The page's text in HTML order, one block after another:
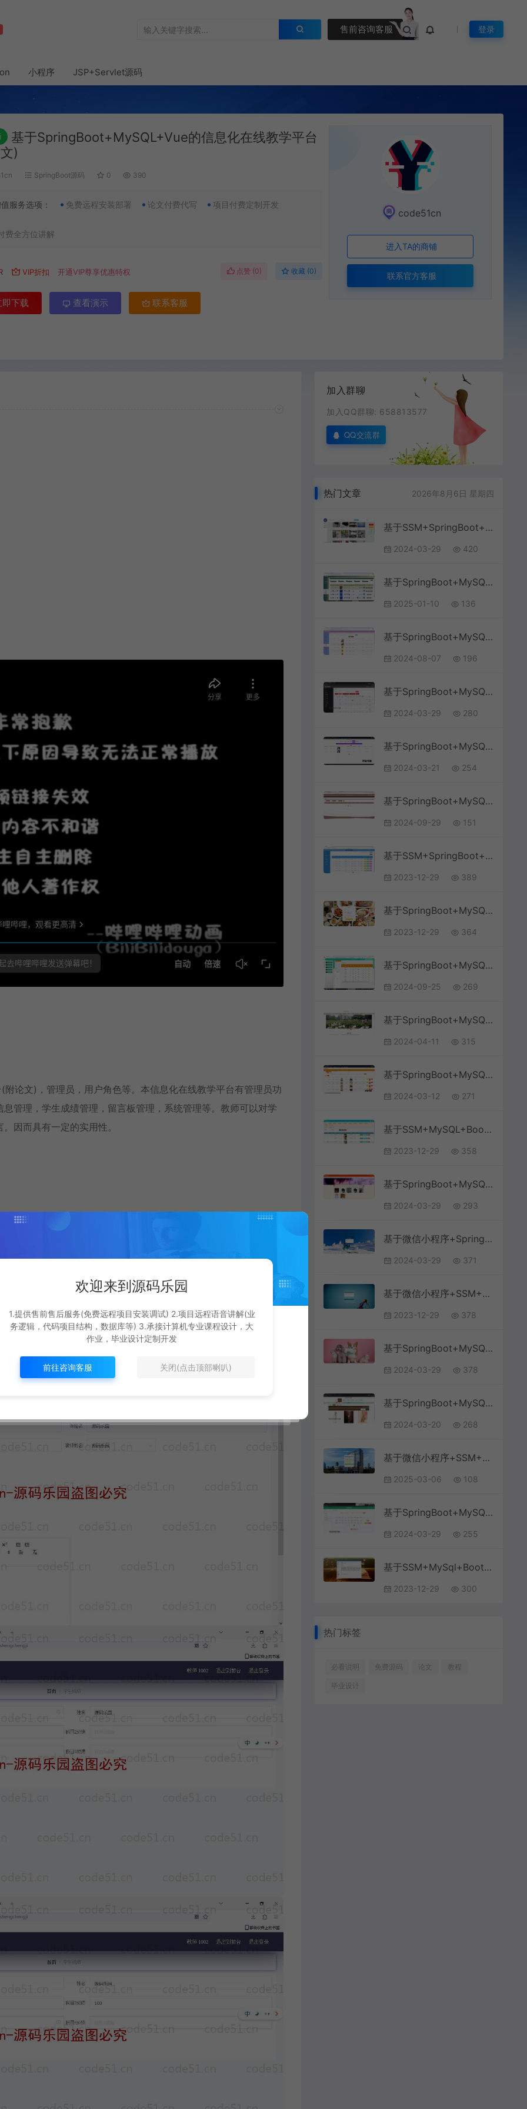
售前咨询客服 登录
小程序 JSP+Servlet源码
基于SpringBoot+MySQL+Vue的信息化在线教学平台
)
SpringBoot源码 0 390
服务选项： 免费远程安装部署 论文付费代写 项目付费定制开发
费全方位讲解
VIP折扣 开通VIP尊享优惠特权 点赞 (0) 收藏 (0)
即下载 查看演示 联系客服
code51cn
进入TA的商铺
联系官方客服
论文)，管理员，用户角色等。本信息化在线教学平台有管理员功
管理，学生成绩管理，留言板管理，系统管理等。教师可以对学
因而具有一定的实用性。
加入群聊
加入QQ群聊: 658813577
QQ交流群
热门文章 2026年8月6日 星期四
基于SSM+SpringBoot+MySQL的高校二手交易系统(附论文)
2024-03-29 420
基于SpringBoot+MySQL+Vue.js的智慧物流小程序(附论文)
2025-01-10 136
基于SpringBoot+MySQL+Vue.js的在线英语阅读分级(附论文)
2024-08-07 196
基于SpringBoot+MySQL+Vue.js的量化积分管理系统(附论文)
2024-03-29 280
基于SpringBoot+MySQL+Vue.js的政务大厅管理系统(附论文)
2024-03-21 254
基于SpringBoot+MySQL+Vue.js的大学生志愿者管理系统(附论文)
2024-09-29 151
基于SSM+SpringBoot+MySQL+Vue+ElementUI前后端分离的网络作业提交批改管理系统(附论文)
2023-12-29 389
基于SpringBoot+MySQL+Vue的网上点餐系统(附论文)
2023-12-29 364
基于SpringBoot+MySQL+Vue.js的高校奖助学金系统(附论文)
2024-09-25 269
基于SpringBoot+MySQL+Vue.js的在线教育网站系统(附论文)
2024-04-11 315
基于SpringBoot+MySQL+Vue.js的志愿者管理系统(附论文)
2024-03-12 271
基于SSM+MySQL+Bootstrap的体育竞赛管理系统(附论文)
2023-12-29 358
基于SpringBoot+MySQL+Vue.js的网络音乐系统(附论文)
2024-03-29 293
基于微信小程序+SpringBoot+MySQL的题库刷题小程序(附论文)
2024-03-29 371
基于微信小程序+SSM+MySQL的高校体育馆管理小程序(附论文)
2023-12-29 378
基于SpringBoot+MySQL+Vue.js的宠物综合服务系统(附论文)
2024-03-29 378
基于SpringBoot+MySQL+Vue.js的知识网站系统(附论文)
2024-03-20 268
基于微信小程序+SSM+MySQL的医院核酸检测服务系统(附论文)
2025-03-06 108
基于SpringBoot+MySQL+Vue.js的学生宿舍维修系统(附论文)
2024-03-29 255
基于SSM+MySql+Bootstrap+JSP的图书馆管理系统(附论文)
2023-12-29 300
热门标签
必看说明 免费源码 论文 教程
毕业设计
欢迎来到源码乐园
1.提供售前售后服务(免费远程项目安装调试) 2.项目远程语音讲解(业
务逻辑，代码项目结构，数据库等) 3.承接计算机专业课程设计，大
作业，毕业设计定制开发
前往咨询客服 关闭(点击顶部喇叭)